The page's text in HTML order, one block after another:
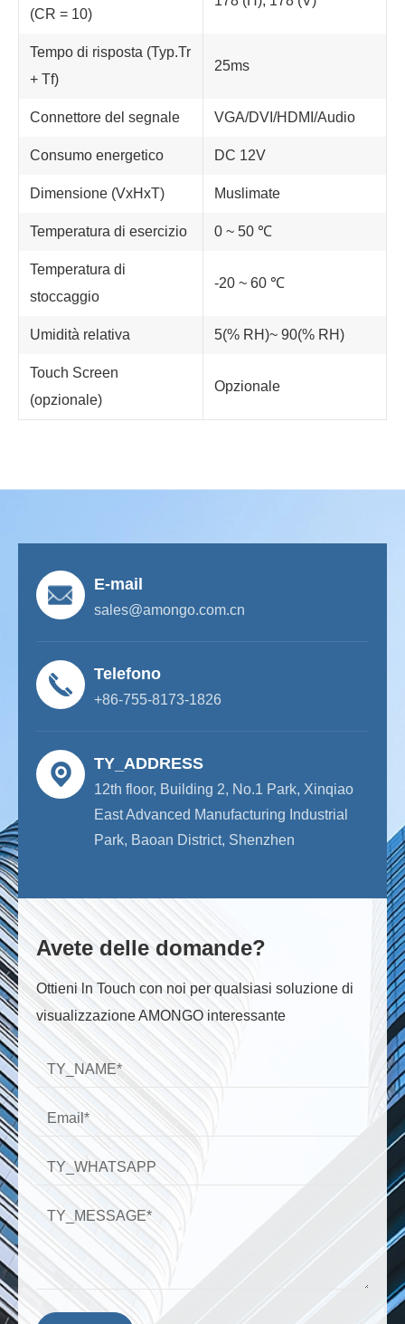
(CR = 10)
Tempo di risposta (Typ.Tr
+ Tf)
25ms
Connettore del segnale VGA/DVI/HDMI/Audio
Consumo energetico DC 12V
Dimensione (VxHxT) Muslimate
Temperatura di esercizio 0 ~ 50 ℃
Temperatura di
stoccaggio
-20 ~ 60 ℃
Umidità relativa 5(% RH)~ 90(% RH)
Touch Screen
(opzionale)
Opzionale
E-mail
sales@amongo.com.cn
Telefono
+86-755-8173-1826
TY_ADDRESS
12th floor, Building 2, No.1 Park, Xinqiao
East Advanced Manufacturing Industrial
Park, Baoan District, Shenzhen
Avete delle domande?
Ottieni ln Touch con noi per qualsiasi soluzione di
visualizzazione AMONGO interessante